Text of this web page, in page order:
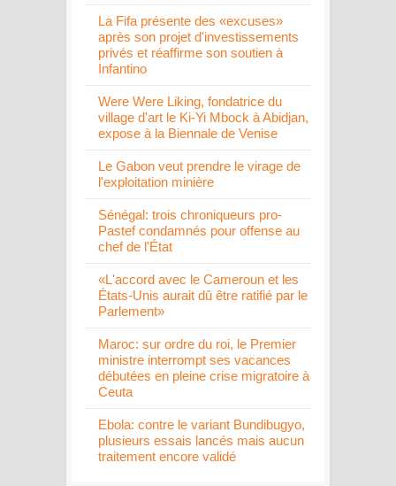
La Fifa présente des «excuses»
après son projet d'investissements
privés et réaffirme son soutien à
Infantino
Were Were Liking, fondatrice du
village d'art le Ki-Yi Mbock à Abidjan,
expose à la Biennale de Venise
Le Gabon veut prendre le virage de
l'exploitation minière
Sénégal: trois chroniqueurs pro-
Pastef condamnés pour offense au
chef de l'État
«L'accord avec le Cameroun et les
États-Unis aurait dû être ratifié par le
Parlement»
Maroc: sur ordre du roi, le Premier
ministre interrompt ses vacances
débutées en pleine crise migratoire à
Ceuta
Ebola: contre le variant Bundibugyo,
plusieurs essais lancés mais aucun
traitement encore validé